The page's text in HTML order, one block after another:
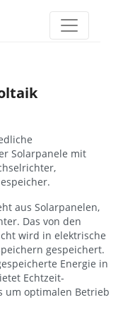
Solarpanele mit
aus Solarpanelen,
Das von den
wird in elektrische
gespeichert.
Energie in
Echtzeit-
um optimalen Betrieb